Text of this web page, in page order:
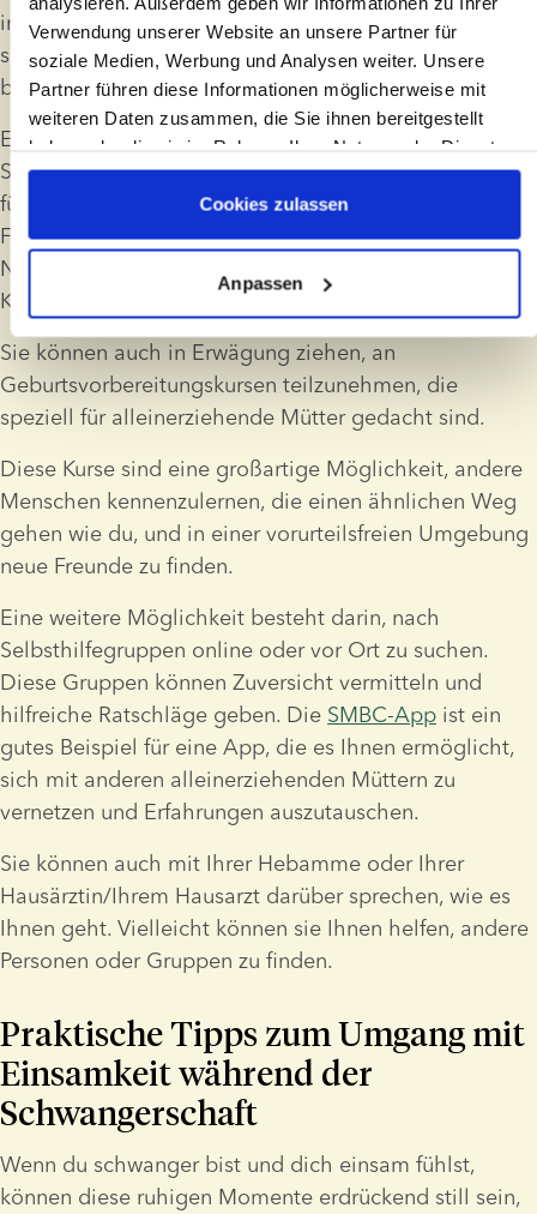
Verwendung unserer Website an unsere Partner für
soziale Medien, Werbung und Analysen weiter. Unsere
Partner führen diese Informationen möglicherweise mit
weiteren Daten zusammen, die Sie ihnen bereitgestellt
haben oder die sie im Rahmen Ihrer Nutzung der Dienste
gesammelt haben
Cookies zulassen
Anpassen
immer Wege gibt, andere Menschen kennenzulernen,
selbst wenn Ihr Unterstützungsnetzwerk derzeit
begrenzt erscheint.
Eine gute Idee ist, sich an jemanden zu wenden, dem
Sie vertrauen. Es kann helfen, sich weniger allein zu
fühlen, wenn man mit einer Freundin oder einem
Freund telefoniert, einem Familienmitglied eine
Nachricht schickt oder mit einer Kollegin oder einem
Kollegen spricht.
Sie können auch in Erwägung ziehen, an
Geburtsvorbereitungskursen teilzunehmen, die
speziell für alleinerziehende Mütter gedacht sind.
Diese Kurse sind eine großartige Möglichkeit, andere
Menschen kennenzulernen, die einen ähnlichen Weg
gehen wie du, und in einer vorurteilsfreien Umgebung
neue Freunde zu finden.
Eine weitere Möglichkeit besteht darin, nach
Selbsthilfegruppen online oder vor Ort zu suchen.
Diese Gruppen können Zuversicht vermitteln und
hilfreiche Ratschläge geben. Die SMBC-App ist ein
gutes Beispiel für eine App, die es Ihnen ermöglicht,
sich mit anderen alleinerziehenden Müttern zu
vernetzen und Erfahrungen auszutauschen.
Sie können auch mit Ihrer Hebamme oder Ihrer
Hausärztin/Ihrem Hausarzt darüber sprechen, wie es
Ihnen geht. Vielleicht können sie Ihnen helfen, andere
Personen oder Gruppen zu finden.
Praktische Tipps zum Umgang mit
Einsamkeit während der
Schwangerschaft
Wenn du schwanger bist und dich einsam fühlst,
können diese ruhigen Momente erdrückend still sein,